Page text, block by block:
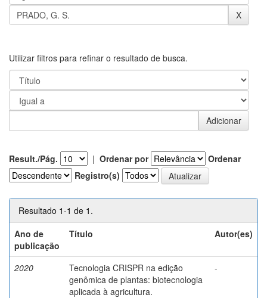
Utilizar filtros para refinar o resultado de busca.
Result./Pág. | Ordenar por
Ordenar
Registro(s)
Resultado 1-1 de 1.
Ano de
publicação
Título Autor(es)
2020
Tecnologia CRISPR na edição
genômica de plantas: biotecnologia
aplicada à agricultura.
-